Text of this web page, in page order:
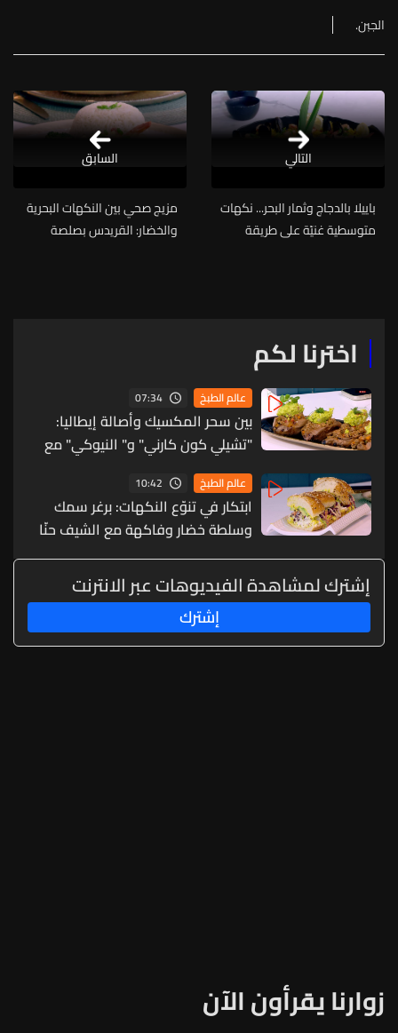
الجبن.
التالي
باييلا بالدجاج وثمار البحر... نكهات
متوسطية غنيّة على طريقة
مزيج صحي بين النكهات البحرية
والخضار: القريدس بصلصة
السابق
اخترنا لكم
عالم الطبخ 07:34
بين سحر المكسيك وأصالة إيطاليا:
"تشيلي كون كارني" و" النيوكي" مع
الشيف جوزاف منصور (فيديو)
عالم الطبخ 10:42
ابتكار في تنوّع النكهات: برغر سمك
وسلطة خضار وفاكهة مع الشيف حنّا
طويل (فيديو)
إشترك لمشاهدة الفيديوهات عبر الانترنت
إشترك
زوارنا يقرأون الآن